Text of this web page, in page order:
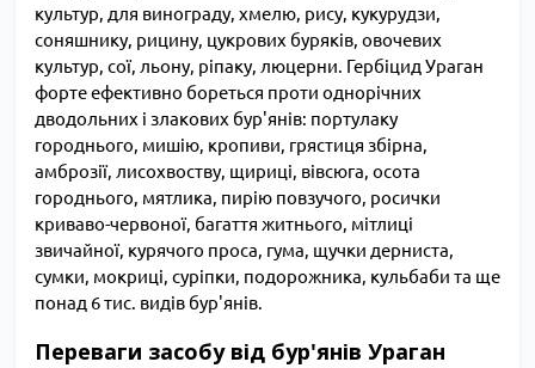
культур, для винограду, хмелю, рису, кукурудзи,
соняшнику, рицину, цукрових буряків, овочевих
культур, сої, льону, ріпаку, люцерни. Гербіцид Ураган
форте ефективно бореться проти однорічних
дводольних і злакових бур'янів: портулаку
городнього, мишію, кропиви, грястиця збірна,
амброзії, лисохвоству, щириці, вівсюга, осота
городнього, мятлика, пирію повзучого, росички
криваво-червоної, багаття житнього, мітлиці
звичайної, курячого проса, гума, щучки дерниста,
сумки, мокриці, суріпки, подорожника, кульбаби та ще
понад 6 тис. видів бур'янів.
Переваги засобу від бур'янів Ураган